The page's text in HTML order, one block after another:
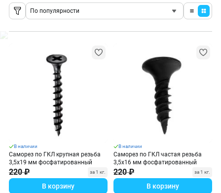
По популярности
В наличии
Саморез по ГКЛ крупная резьба
3,5х19 мм фосфатированный
220 ₽ за 1 кг.
В корзину
В наличии
Саморез по ГКЛ частая резьба
3,5х16 мм фосфатированный
220 ₽ за 1 кг.
В корзину